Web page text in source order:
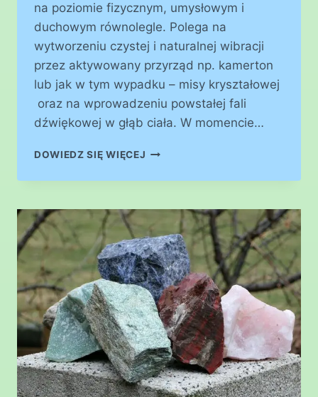
na poziomie fizycznym, umysłowym i
duchowym równolegle. Polega na
wytworzeniu czystej i naturalnej wibracji
przez aktywowany przyrząd np. kamerton
lub jak w tym wypadku – misy kryształowej
oraz na wprowadzeniu powstałej fali
dźwiękowej w głąb ciała. W momencie…
DOWIEDZ SIĘ WIĘCEJ MUZYKOTERAPIA
KOMÓRKOWA